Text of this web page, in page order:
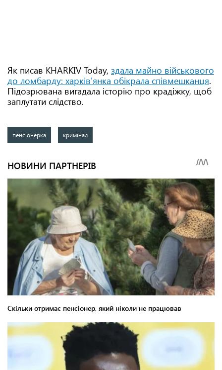
Як писав KHARKIV Today, здала майно військового
до ломбарду: харків'янка обікрала співмешканця.
Підозрювана вигадала історію про крадіжку, щоб
заплутати слідство.
пенсіонерка кримінал